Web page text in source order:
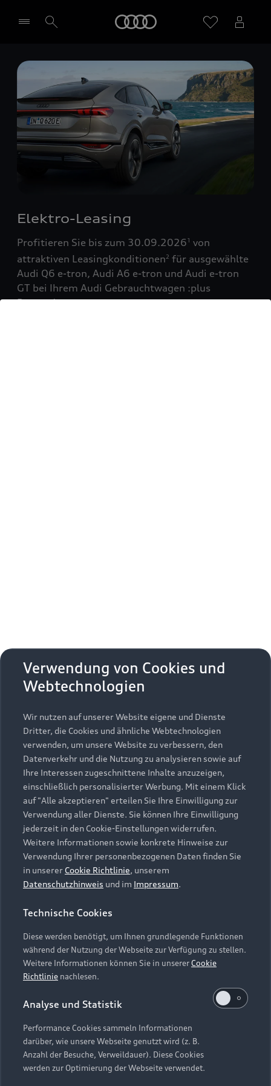
Händler wählen
Elektro-Leasing
Profitieren Sie bis zum 30.09.20261 von
attraktiven Leasingkonditionen2 für ausgewählte
Audi Q6 e-tron, Audi A6 e-tron und Audi e-tron
GT bei Ihrem Audi Gebrauchtwagen :plus
Partner!
Zurück nach oben
Modelle
Alle Modelle
Modelle vergleichen
Elektromodelle
Plug-in-Hybride
Kaufen & leasen
Neuwagensuche
Gebrauchtwagensuche
Gebrauchtwagen
Finanzierung
Aktionen & Angebote
Geschäftskunden
Service & Zubehör
Saisonale Angebote
Audi Services
Garantie
Audi digital services
myAudi
Support
Kundenservice
Händlersuche
Audi Code
Online-Terminvereinbarung
Servicekontakt
Vertrag widerrufen
Über Audi
Unternehmen
Karriere
Investor Relations
Presse & Media Center
Datenschutz
Audi erleben
Newsletter
Impressum Rechtliches
Hinweisgebersystem
Datenschutzinformation
Cookie-Einstellungen
Cookie-Richtlinie
Barrierefreiheit
Hinweis: Die aktuelle Darstellung und Anordnung der
Embleme am Fahrzeug bei allen Abbildungen auf dieser
Webseite kann abweichen.
Verwendung von Cookies und
Webtechnologien
Wir nutzen auf unserer Website eigene und Dienste
Dritter, die Cookies und ähnliche Webtechnologien
verwenden, um unsere Website zu verbessern, den
Datenverkehr und die Nutzung zu analysieren sowie auf
Ihre Interessen zugeschnittene Inhalte anzuzeigen,
einschließlich personalisierter Werbung. Mit einem Klick
auf "Alle akzeptieren" erteilen Sie Ihre Einwilligung zur
Verwendung aller Dienste. Sie können Ihre Einwilligung
jederzeit in den Cookie-Einstellungen widerrufen.
Weitere Informationen sowie konkrete Hinweise zur
Verwendung Ihrer personenbezogenen Daten finden Sie
in unserer Cookie Richtlinie, unserem
Datenschutzhinweis und im Impressum.
Technische Cookies
Diese werden benötigt, um Ihnen grundlegende Funktionen
während der Nutzung der Webseite zur Verfügung zu stellen.
Weitere Informationen können Sie in unsererCookie
Richtlinie nachlesen.
Analyse und Statistik
Performance Cookies sammeln Informationen
darüber, wie unsere Webseite genutzt wird (z. B.
Anzahl der Besuche, Verweildauer). Diese Cookies
werden zur Optimierung der Webseite verwendet.